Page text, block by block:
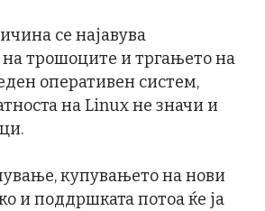
се најавува
трошоците и тргањето на
оперативен систем,
на Linux не значи и
купувањето на нови
и поддршката потоа ќе ја